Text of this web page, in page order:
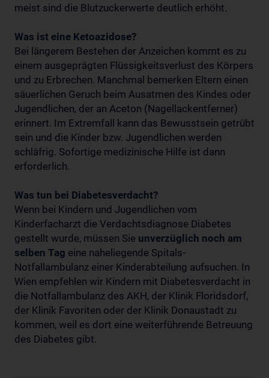
meist sind die Blutzuckerwerte deutlich erhöht.
Was ist eine Ketoazidose?
Bei längerem Bestehen der Anzeichen kommt es zu
einem ausgeprägten Flüssigkeitsverlust des Körpers
und zu Erbrechen. Manchmal bemerken Eltern einen
säuerlichen Geruch beim Ausatmen des Kindes oder
Jugendlichen, der an Aceton (Nagellackentferner)
erinnert. Im Extremfall kann das Bewusstsein getrübt
sein und die Kinder bzw. Jugendlichen werden
schläfrig. Sofortige medizinische Hilfe ist dann
erforderlich.
Was tun bei Diabetesverdacht?
Wenn bei Kindern und Jugendlichen vom
Kinderfacharzt die Verdachtsdiagnose Diabetes
gestellt wurde, müssen Sie unverzüglich noch am
selben Tag eine naheliegende Spitals-
Notfallambulanz einer Kinderabteilung aufsuchen. In
Wien empfehlen wir Kindern mit Diabetesverdacht in
die Notfallambulanz des AKH, der Klinik Floridsdorf,
der Klinik Favoriten oder der Klinik Donaustadt zu
kommen, weil es dort eine weiterführende Betreuung
des Diabetes gibt.